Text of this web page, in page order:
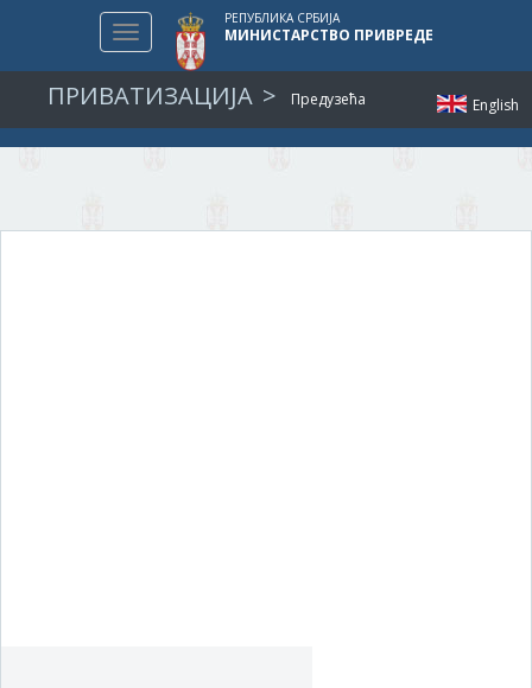
English
Toggle
navigation
РЕПУБЛИКА СРБИЈА
МИНИСТАРСТВО ПРИВРЕДЕ
ПРИВАТИЗАЦИЈА Предузећа